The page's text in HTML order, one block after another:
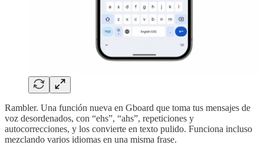
Rambler. Una función nueva en Gboard que toma tus mensajes de
voz desordenados, con “ehs”, “ahs”, repeticiones y
autocorrecciones, y los convierte en texto pulido. Funciona incluso
mezclando varios idiomas en una misma frase.